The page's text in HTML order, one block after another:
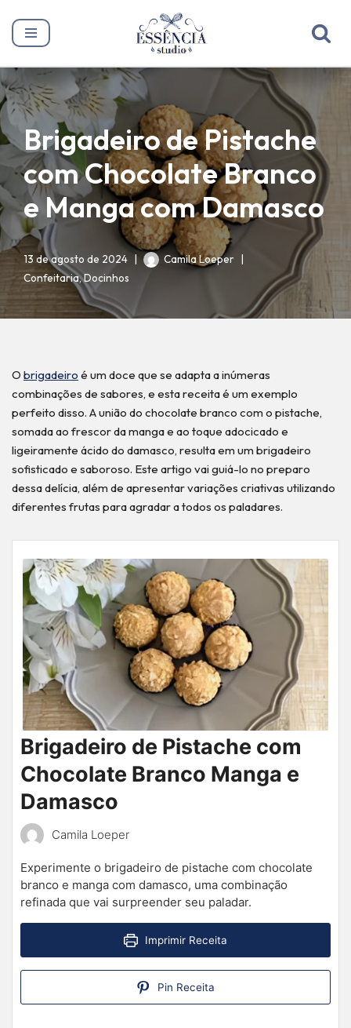
Pular
o
conteúdo
Brigadeiro de Pistache
com Chocolate Branco
e Manga com Damasco
13 de agosto de 2024
Camila Loeper
Confeitaria,Docinhos
O brigadeiro é um doce que se adapta a inúmeras
combinações de sabores, e esta receita é um exemplo
perfeito disso. A união do chocolate branco com o pistache,
somada ao frescor da manga e ao toque adocicado e
ligeiramente ácido do damasco, resulta em um brigadeiro
sofisticado e saboroso. Este artigo vai guiá-lo no preparo
dessa delícia, além de apresentar variações criativas utilizando
diferentes frutas para agradar a todos os paladares.
Brigadeiro de Pistache com
Chocolate Branco Manga e
Damasco
Camila Loeper
Experimente o brigadeiro de pistache com chocolate
branco e manga com damasco, uma combinação
refinada que vai surpreender seu paladar.
Imprimir Receita
Pin Receita